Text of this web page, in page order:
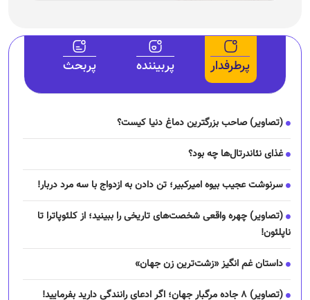
پرطرفدار پربیننده پربحث
(تصاویر) صاحب بزرگترین دماغ دنیا کیست؟
غذای نئاندرتال‌ها چه بود؟
سرنوشت عجیب بیوه امیرکبیر؛ تن دادن به ازدواج با سه مرد دربار!
(تصاویر) چهره واقعی شخصت‌های تاریخی را ببینید؛ از کلئوپاترا تا
ناپلئون!
داستان غم انگیز «زشت‌ترین زن جهان»
(تصاویر) ۸ جاده مرگبار جهان؛ اگر ادعای رانندگی دارید بفرمایید!